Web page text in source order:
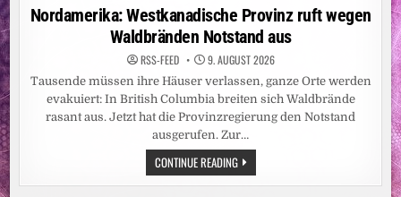
Nordamerika: Westkanadische Provinz ruft wegen
Waldbränden Notstand aus
RSS-FEED 9. AUGUST 2026
Tausende müssen ihre Häuser verlassen, ganze Orte werden
evakuiert: In British Columbia breiten sich Waldbrände
rasant aus. Jetzt hat die Provinzregierung den Notstand
ausgerufen. Zur…
CONTINUE READINGNORDAMERIKA:
WESTKANADISCHE
PROVINZ